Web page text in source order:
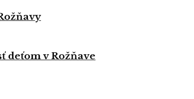
v Rožňave